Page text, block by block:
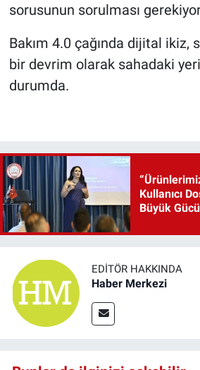
sorusunun sorulması
Bakım 4.0 çağında dijital ikiz,
bir devrim olarak sahadaki
durumda.
Kullanıcı
Büyük
EDITÖR HAKKINDA
Haber Merkezi